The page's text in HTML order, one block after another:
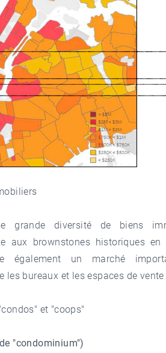
grande diversité de biens
aux brownstones historiques
également un marché
les bureaux et les espaces de
et "coops"
"condominium")